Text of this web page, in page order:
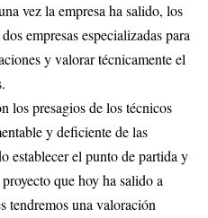
vez la empresa ha salido, los
empresas especializadas para
y valorar técnicamente el
los presagios de los técnicos
y deficiente de las
establecer el punto de partida y
que hoy ha salido a
tendremos una valoración